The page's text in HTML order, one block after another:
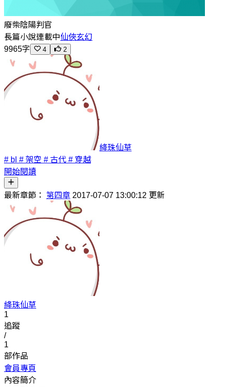
廢柴陰陽判官
長篇小說連載中仙俠玄幻
9965字
4 2
絳珠仙草
# bl # 架空 # 古代 # 穿越
開始閱讀
最新章節： 第四章 2017-07-07 13:00:12 更新
絳珠仙草
1
追蹤
/
1
部作品
會員專頁
內容簡介